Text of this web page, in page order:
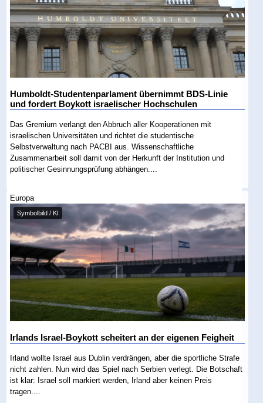
Humboldt-Studentenparlament übernimmt BDS-Linie
und fordert Boykott israelischer Hochschulen
Das Gremium verlangt den Abbruch aller Kooperationen mit
israelischen Universitäten und richtet die studentische
Selbstverwaltung nach PACBI aus. Wissenschaftliche
Zusammenarbeit soll damit von der Herkunft der Institution und
politischer Gesinnungsprüfung abhängen....
Europa
Symbolbild / KI
Irlands Israel-Boykott scheitert an der eigenen Feigheit
Irland wollte Israel aus Dublin verdrängen, aber die sportliche Strafe
nicht zahlen. Nun wird das Spiel nach Serbien verlegt. Die Botschaft
ist klar: Israel soll markiert werden, Irland aber keinen Preis
tragen....